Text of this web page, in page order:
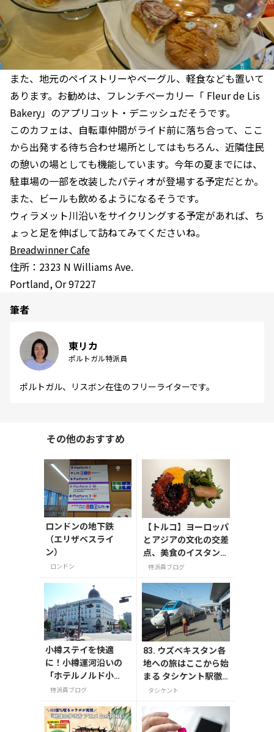
また、地元のペイストリーやベーグル、軽食なども置いて
あります。お勧めは、フレンチベーカリー「 Fleur de Lis
Bakery」のアプリコット・デニッシュだそうです。
このカフェは、自転車仲間がライド前に落ち合って、ここ
から出発する待ち合わせ場所としてはもちろん、近隣住民
の憩いの場としても機能しています。今年の夏までには、
駐車場の一部を改装したパティオが登場する予定だとか。
また、ビールも飲めるようになるそうです。
ウィラメット川沿いをサイクリングする予定があれば、ち
ょっと足を伸ばして訪ねてみてくださいね。
Breadwinner Cafe
住所：2323 N Williams Ave.
Portland, Or 97227
筆者
東リカ
ポルトガル特派員
ポルトガル、リスボン在住のフリーライターです。
その他のおすすめ
ロンドンの地下鉄
（エリザベスライ
ン）
ロンドン
【トルコ】ヨーロッパ
とアジアの文化の交差
点、美食のイスタンブ
ール：トルコ友人おす
トラン5選
特派員ブログ
小樽ステイを快適
に！小樽運河沿いの
「ホテルノルド小
樽」～客室編
特派員ブログ
83. ウズベキスタン各
地への旅はここから始
まる タシケント駅徹
底解説！
タシケント